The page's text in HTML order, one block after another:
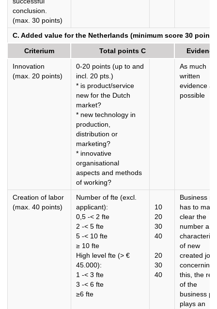
conclusion.
(max. 30 points)
C. Added value for the Netherlands (minimum score 30
Criterium
Total points C
Evidence
Innovation
(max. 20 points)
0-20 points (up to and
incl. 20 pts.)
* is product/service
new for the Dutch
market?
* new technology in
production,
distribution or
marketing?
* innovative
organisational
aspects and methods
of working?
As much
written
evidence as
possible
Creation of labor
(max. 40 points)
Number of fte (excl.
applicant):
0,5 -< 2 fte
2 -< 5 fte
5 -< 10 fte
≥ 10 fte
High level fte (> €
45.000):
1 -< 3 fte
3 -< 6 fte
≥6 fte
10
20
30
40
20
30
40
Business
has to make
clear the
number and
of new
created
concerning
this, the
of the
business
plays an